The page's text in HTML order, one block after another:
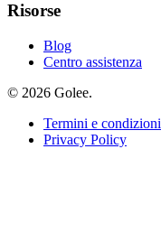
Risorse
Blog
Centro assistenza
© 2026 Golee.
Termini e condizioni
Privacy Policy